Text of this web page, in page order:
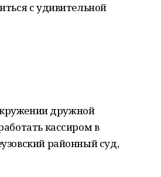
с удивительной
дружной
кассиром в
районный суд,